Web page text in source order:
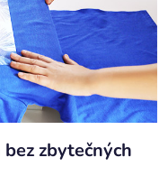
zbytečných